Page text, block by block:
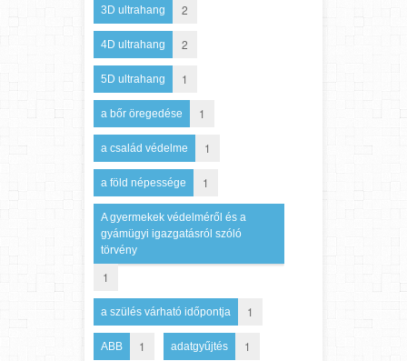
3D ultrahang 2
4D ultrahang 2
5D ultrahang 1
a bőr öregedése 1
a család védelme 1
a föld népessége 1
A gyermekek védelméről és a
gyámügyi igazgatásról szóló
törvény
1
a szülés várható időpontja 1
ABB 1 adatgyűjtés 1